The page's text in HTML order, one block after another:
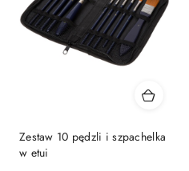
Zestaw 10 pędzli i szpachelka
w etui